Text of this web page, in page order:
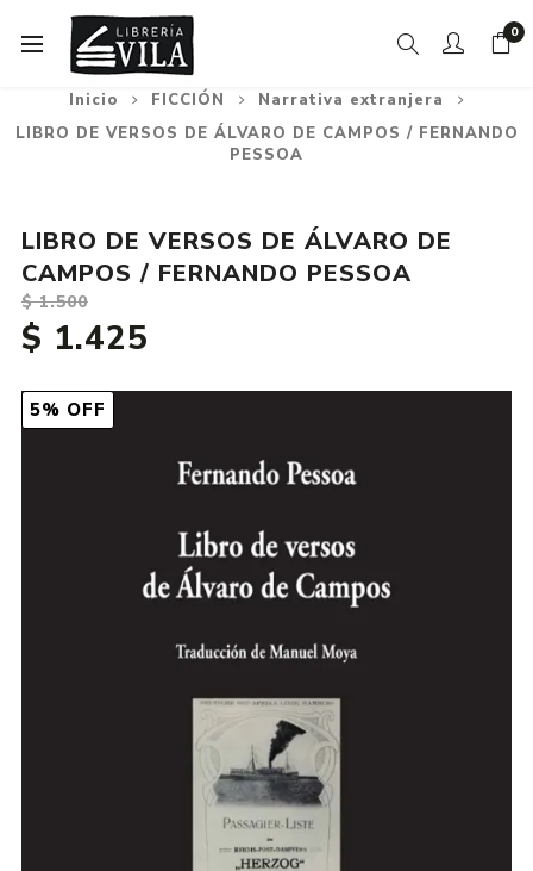
0
Inicio FICCIÓN
Narrativa extranjera
LIBRO DE VERSOS DE ÁLVARO DE CAMPOS / FERNANDO
PESSOA
5% OFF
LIBRO DE VERSOS DE ÁLVARO DE
CAMPOS / FERNANDO PESSOA
$ 1.500
$ 1.425